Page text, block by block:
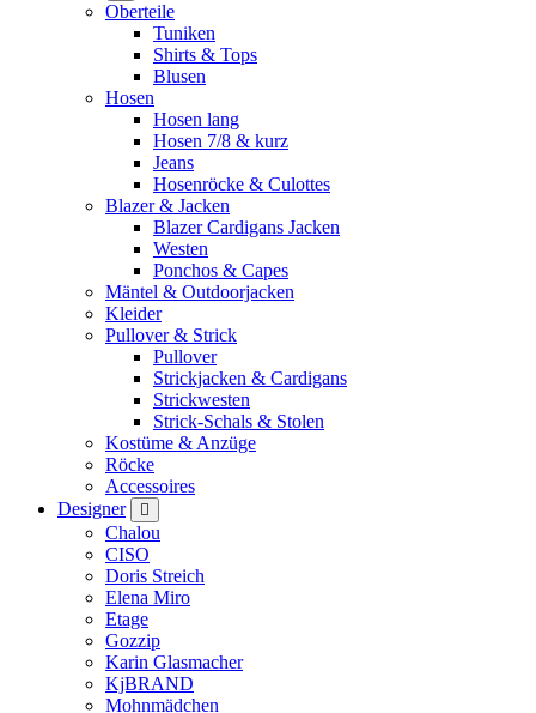
Oberteile
Tuniken
Shirts & Tops
Blusen
Hosen
Hosen lang
Hosen 7/8 & kurz
Jeans
Hosenröcke & Culottes
Blazer & Jacken
Blazer Cardigans Jacken
Westen
Ponchos & Capes
Mäntel & Outdoorjacken
Kleider
Pullover & Strick
Pullover
Strickjacken & Cardigans
Strickwesten
Strick-Schals & Stolen
Kostüme & Anzüge
Röcke
Accessoires
Designer
Chalou
CISO
Doris Streich
Elena Miro
Etage
Gozzip
Karin Glasmacher
KjBRAND
Mohnmädchen